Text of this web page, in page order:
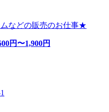
などの販売のお仕事★
円〜1,900円